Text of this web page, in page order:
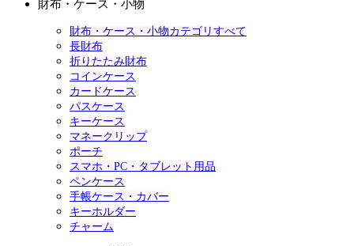
財布・ケース・小物
財布・ケース・小物カテゴリすべて
長財布
折りたたみ財布
コインケース
カードケース
パスケース
キーケース
マネークリップ
ポーチ
スマホ・PC・タブレット用品
ペンケース
手帳ケース・カバー
キーホルダー
チャーム